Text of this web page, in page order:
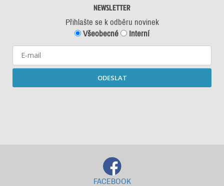
NEWSLETTER
Přihlašte se k odběru novinek
Všeobecné
Interní
ODESLAT
FACEBOOK